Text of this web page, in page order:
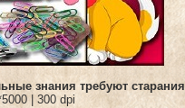
знания требуют старания
| 300 dpi